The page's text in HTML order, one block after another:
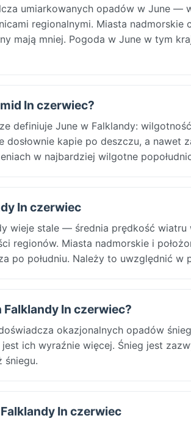
umiarkowanych opadów w June —
regionalnymi. Miasta
mają mniej. Pogoda w June w tym
In czerwiec?
definiuje June w Falklandy:
dosłownie kapie po deszczu, a nawet
w najbardziej wilgotne
In czerwiec
wieje stale — średnia prędkość
regionów. Miasta nadmorskie i
po południu. Należy to uwzględnić w
Falklandy In czerwiec?
okazjonalnych opadów
jest ich wyraźnie więcej. Śnieg jest
śniegu.
In czerwiec